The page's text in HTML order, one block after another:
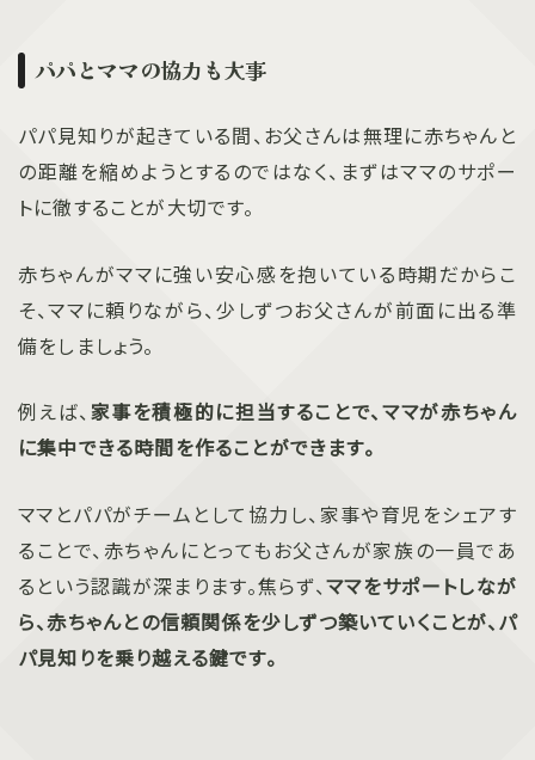
パパとママの協力も大事
パパ見知りが起きている間、お父さんは無理に赤ちゃんと
の距離を縮めようとするのではなく、まずはママのサポー
トに徹することが大切です。
赤ちゃんがママに強い安心感を抱いている時期だからこ
そ、ママに頼りながら、少しずつお父さんが前面に出る準
備をしましょう。
例えば、 家事を積極的に担当することで、ママが赤ちゃん
に集中できる時間を作ることができます。
ママとパパがチームとして協力し、家事や育児をシェアす
ることで、赤ちゃんにとってもお父さんが家族の一員であ
るという認識が深まります。焦らず、ママをサポートしなが
ら、赤ちゃんとの信頼関係を少しずつ築いていくことが、パ
パ見知りを乗り越える鍵です。